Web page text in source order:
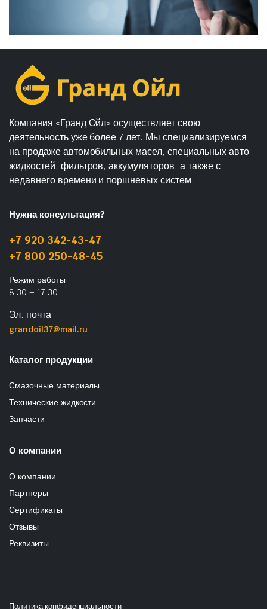
Компания «Гранд Ойл» осуществляет свою
деятельность уже более 7 лет. Мы специализируемся
на продаже автомобильных масел, специальных авто-
жидкостей, фильтров, аккумуляторов, а также с
недавнего времени и поршневых систем.
Нужна консультация?
+7 920 342-43-47
+7 800 250-48-45
Режим работы
8:30 – 17:30
Эл. почта
grandoil37@mail.ru
Каталог продукции
Смазочные материалы
Технические жидкости
Запчасти
О компании
О компании
Партнеры
Сертификаты
Отзывы
Реквизиты
Политика конфиденциальности